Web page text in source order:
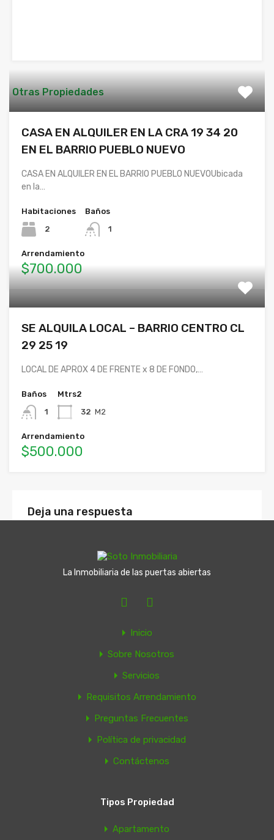
Otras Propiedades
CASA EN ALQUILER EN LA CRA 19 34 20
EN EL BARRIO PUEBLO NUEVO
CASA EN ALQUILER EN EL BARRIO PUEBLO NUEVOUbicada
en la…
Habitaciones
2
Baños
1
Arrendamiento
$700.000
SE ALQUILA LOCAL – BARRIO CENTRO CL
29 25 19
LOCAL DE APROX 4 DE FRENTE x 8 DE FONDO,…
Baños
1
Mtrs2
32 M2
Arrendamiento
$500.000
Deja una respuesta
Los campos obligatorios están marcados con
La Inmobiliaria de las puertas abiertas
Inicio
Sobre Nosotros
Servicios
Requisitos Arrendamiento
Preguntas Frecuentes
Política de privacidad
Contáctenos
Tipos Propiedad
Apartamento